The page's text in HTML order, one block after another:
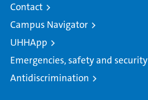
Contact
Campus Navigator
UHHApp
Emergencies, safety and security
Antidiscrimination